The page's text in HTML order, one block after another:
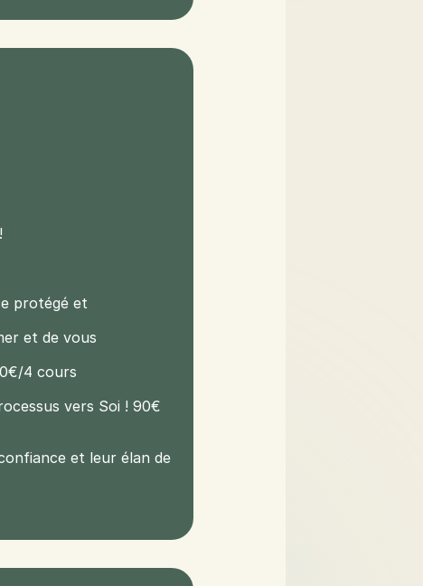
protégé et
et de vous
4 cours
vers Soi ! 90€
et leur élan de